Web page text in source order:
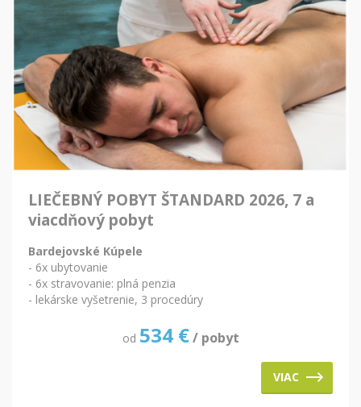
LIEČEBNÝ POBYT ŠTANDARD 2026, 7 a
viacdňový pobyt
Bardejovské Kúpele
- 6x ubytovanie
- 6x stravovanie: plná penzia
- lekárske vyšetrenie, 3 procedúry
od 534 € / pobyt
VIAC